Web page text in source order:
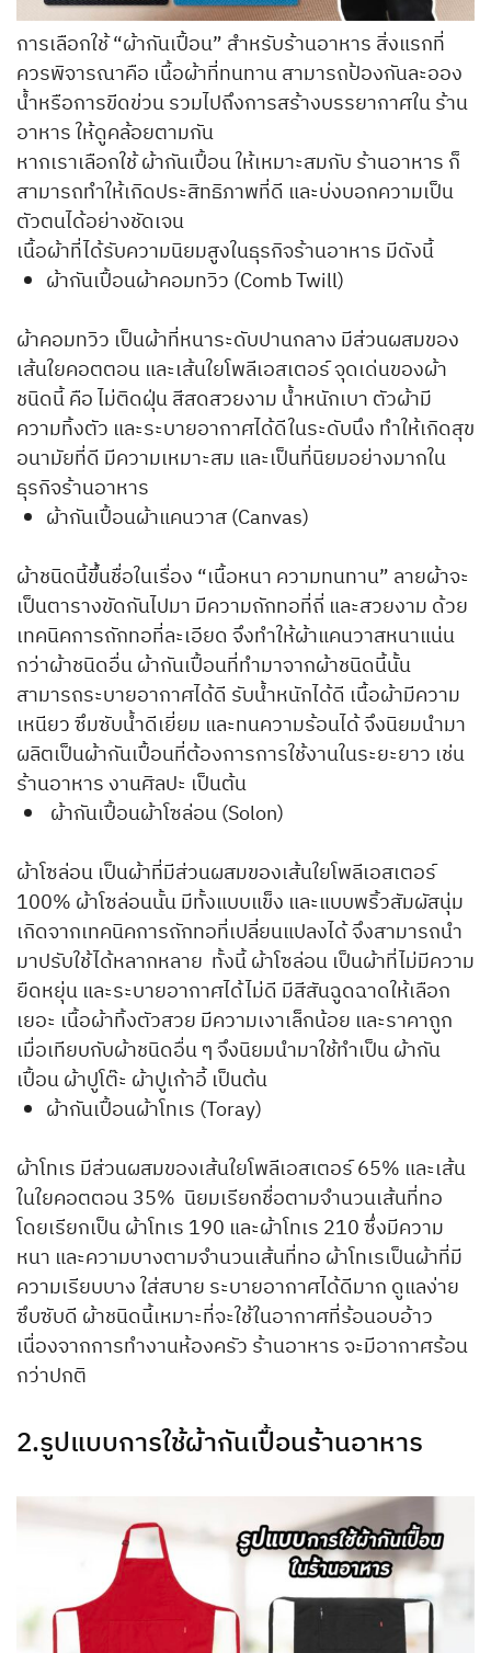
การเลือกใช้ “ผ้ากันเปื้อน” สำหรับร้านอาหาร สิ่งแรกที่
ควรพิจารณาคือ เนื้อผ้าที่ทนทาน สามารถป้องกันละออง
น้ำหรือการขีดข่วน รวมไปถึงการสร้างบรรยากาศใน ร้าน
อาหาร ให้ดูคล้อยตามกัน
หากเราเลือกใช้ ผ้ากันเปื้อน ให้เหมาะสมกับ ร้านอาหาร ก็
สามารถทำให้เกิดประสิทธิภาพที่ดี และบ่งบอกความเป็น
ตัวตนได้อย่างชัดเจน
เนื้อผ้าที่ได้รับความนิยมสูงในธุรกิจร้านอาหาร มีดังนี้
ผ้ากันเปื้อนผ้าคอมทวิว (Comb Twill)
ผ้าคอมทวิว เป็นผ้าที่หนาระดับปานกลาง มีส่วนผสมของ
เส้นใยคอตตอน และเส้นใยโพลีเอสเตอร์ จุดเด่นของผ้า
ชนิดนี้ คือ ไม่ติดฝุ่น สีสดสวยงาม น้ำหนักเบา ตัวผ้ามี
ความทิ้งตัว และระบายอากาศได้ดีในระดับนึง ทำให้เกิดสุข
อนามัยที่ดี มีความเหมาะสม และเป็นที่นิยมอย่างมากใน
ธุรกิจร้านอาหาร
ผ้ากันเปื้อนผ้าแคนวาส (Canvas)
ผ้าชนิดนี้ขึ้นชื่อในเรื่อง “เนื้อหนา ความทนทาน” ลายผ้าจะ
เป็นตารางขัดกันไปมา มีความถักทอที่ถี่ และสวยงาม ด้วย
เทคนิคการถักทอที่ละเอียด จึงทำให้ผ้าแคนวาสหนาแน่น
กว่าผ้าชนิดอื่น ผ้ากันเปื้อนที่ทำมาจากผ้าชนิดนี้นั้น
สามารถระบายอากาศได้ดี รับน้ำหนักได้ดี เนื้อผ้ามีความ
เหนียว ซึมซับน้ำดีเยี่ยม และทนความร้อนได้ จึงนิยมนำมา
ผลิตเป็นผ้ากันเปื้อนที่ต้องการการใช้งานในระยะยาว เช่น
ร้านอาหาร งานศิลปะ เป็นต้น
ผ้ากันเปื้อนผ้าโซล่อน (Solon)
ผ้าโซล่อน เป็นผ้าที่มีส่วนผสมของเส้นใยโพลีเอสเตอร์
100% ผ้าโซล่อนนั้น มีทั้งแบบแข็ง และแบบพริ้วสัมผัสนุ่ม
เกิดจากเทคนิคการถักทอที่เปลี่ยนแปลงได้ จึงสามารถนำ
มาปรับใช้ได้หลากหลาย ทั้งนี้ ผ้าโซล่อน เป็นผ้าที่ไม่มีความ
ยืดหยุ่น และระบายอากาศได้ไม่ดี มีสีสันฉูดฉาดให้เลือก
เยอะ เนื้อผ้าทิ้งตัวสวย มีความเงาเล็กน้อย และราคาถูก
เมื่อเทียบกับผ้าชนิดอื่น ๆ จึงนิยมนำมาใช้ทำเป็น ผ้ากัน
เปื้อน ผ้าปูโต๊ะ ผ้าปูเก้าอี้ เป็นต้น
ผ้ากันเปื้อนผ้าโทเร (Toray)
ผ้าโทเร มีส่วนผสมของเส้นใยโพลีเอสเตอร์ 65% และเส้น
ในใยคอตตอน 35% นิยมเรียกชื่อตามจำนวนเส้นที่ทอ
โดยเรียกเป็น ผ้าโทเร 190 และผ้าโทเร 210 ซึ่งมีความ
หนา และความบางตามจำนวนเส้นที่ทอ ผ้าโทเรเป็นผ้าที่มี
ความเรียบบาง ใส่สบาย ระบายอากาศได้ดีมาก ดูแลง่าย
ซึบซับดี ผ้าชนิดนี้เหมาะที่จะใช้ในอากาศที่ร้อนอบอ้าว
เนื่องจากการทำงานห้องครัว ร้านอาหาร จะมีอากาศร้อน
กว่าปกติ
2.รูปแบบการใช้ผ้ากันเปื้อนร้านอาหาร